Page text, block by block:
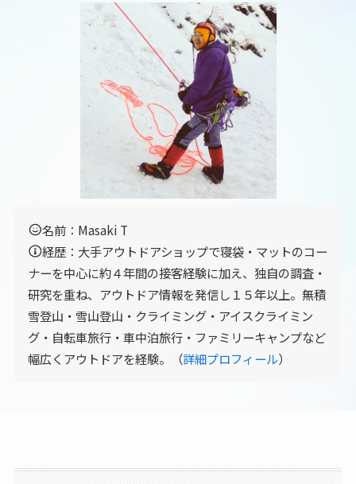
名前：Masaki T
経歴：大手アウトドアショップで寝袋・マットのコー
ナーを中心に約４年間の接客経験に加え、独自の調査・
研究を重ね、アウトドア情報を発信し１５年以上。無積
雪登山・雪山登山・クライミング・アイスクライミン
グ・自転車旅行・車中泊旅行・ファミリーキャンプなど
幅広くアウトドアを経験。（詳細プロフィール）